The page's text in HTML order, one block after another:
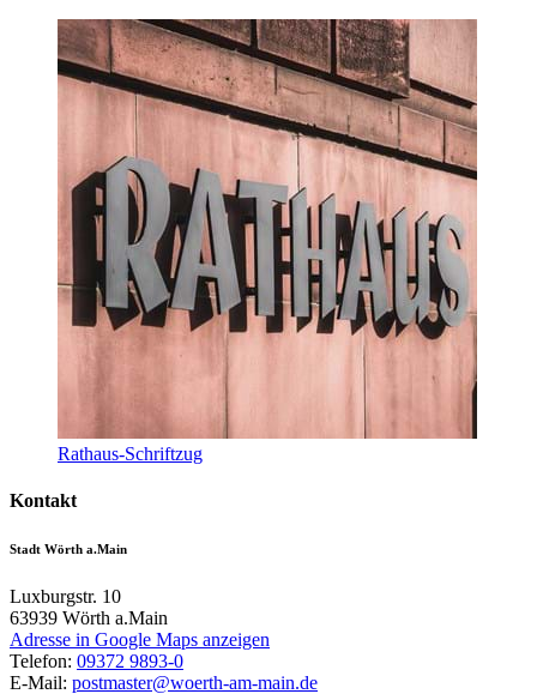
Rathaus-Schriftzug
Kontakt
Stadt Wörth a.Main
Luxburgstr. 10
63939 Wörth a.Main
Adresse in Google Maps anzeigen
Telefon: 09372 9893-0
E-Mail: postmaster@woerth-am-main.de